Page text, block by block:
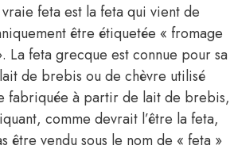
feta est la feta qui vient de
être étiquetée « fromage
La feta grecque est connue pour sa
de brebis ou de chèvre utilisé
fabriquée à partir de lait de brebis,
comme devrait l’être la feta,
vendu sous le nom de « feta »